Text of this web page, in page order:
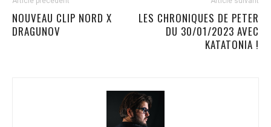
NOUVEAU CLIP NORD X
DRAGUNOV
LES CHRONIQUES DE PETER
DU 30/01/2023 AVEC
KATATONIA !